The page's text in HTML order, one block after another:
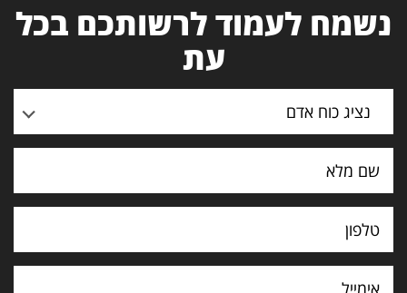
נשמח לעמוד לרשותכם בכל
עת
נציג כוח אדם